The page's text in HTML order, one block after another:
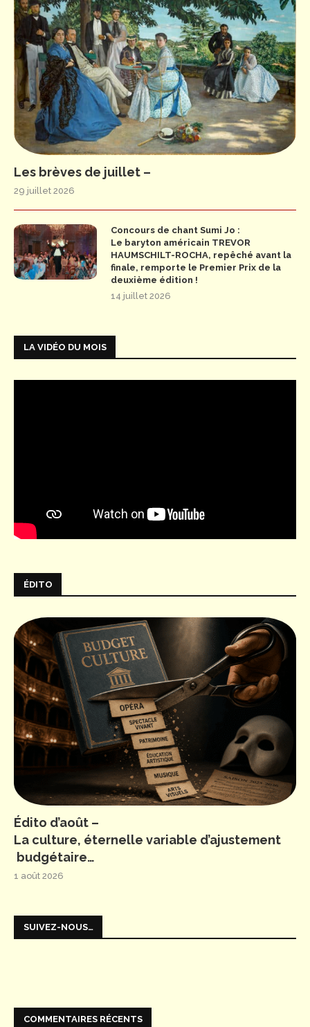
Les brèves de juillet –
29 juillet 2026
Concours de chant Sumi Jo :
Le baryton américain TREVOR
HAUMSCHILT-ROCHA, repêché avant la
finale, remporte le Premier Prix de la
deuxième édition !
14 juillet 2026
LA VIDÉO DU MOIS
ÉDITO
Édito d’août –
La culture, éternelle variable d’ajustement
budgétaire…
1 août 2026
SUIVEZ-NOUS…
COMMENTAIRES RÉCENTS